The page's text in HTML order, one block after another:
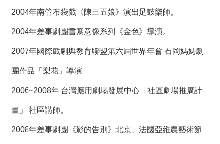
2004年南管布袋戲《陳三五娘》演出足鼓樂師。
2004年差事劇團書寫意像系列《金色》導演。
2007年國際戲劇與教育聯盟第六屆世界年會 石岡媽媽劇
團作品「梨花」導演
2006~2008年 台灣應用劇場發展中心「社區劇場推廣計
畫」 社區講師。
2008年差事劇團《影的告別》北京、法國亞維農藝術節